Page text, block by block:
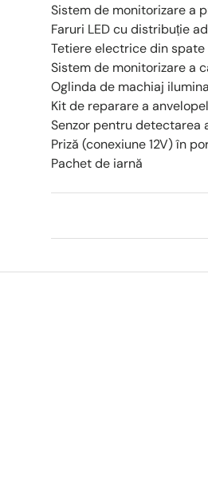
Sistem de monitorizare a
Faruri LED cu distribuție
Tetiere electrice din
Sistem de monitorizare a
Oglinda de machiaj
Kit de reparare a
Senzor pentru detectarea
Priză (conexiune 12V) în
Pachet de iarnă